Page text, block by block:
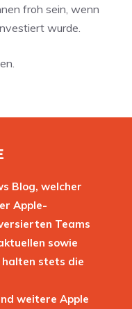
froh sein, wenn
wurde.
Blog, welcher
Apple-
Teams
sowie
stets die
weitere Apple